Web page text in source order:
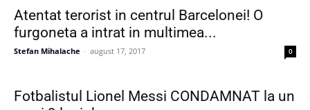
Atentat terorist in centrul Barcelonei! O
furgoneta a intrat in multimea...
Stefan Mihalache - august 17, 2017 0
Fotbalistul Lionel Messi CONDAMNAT la un